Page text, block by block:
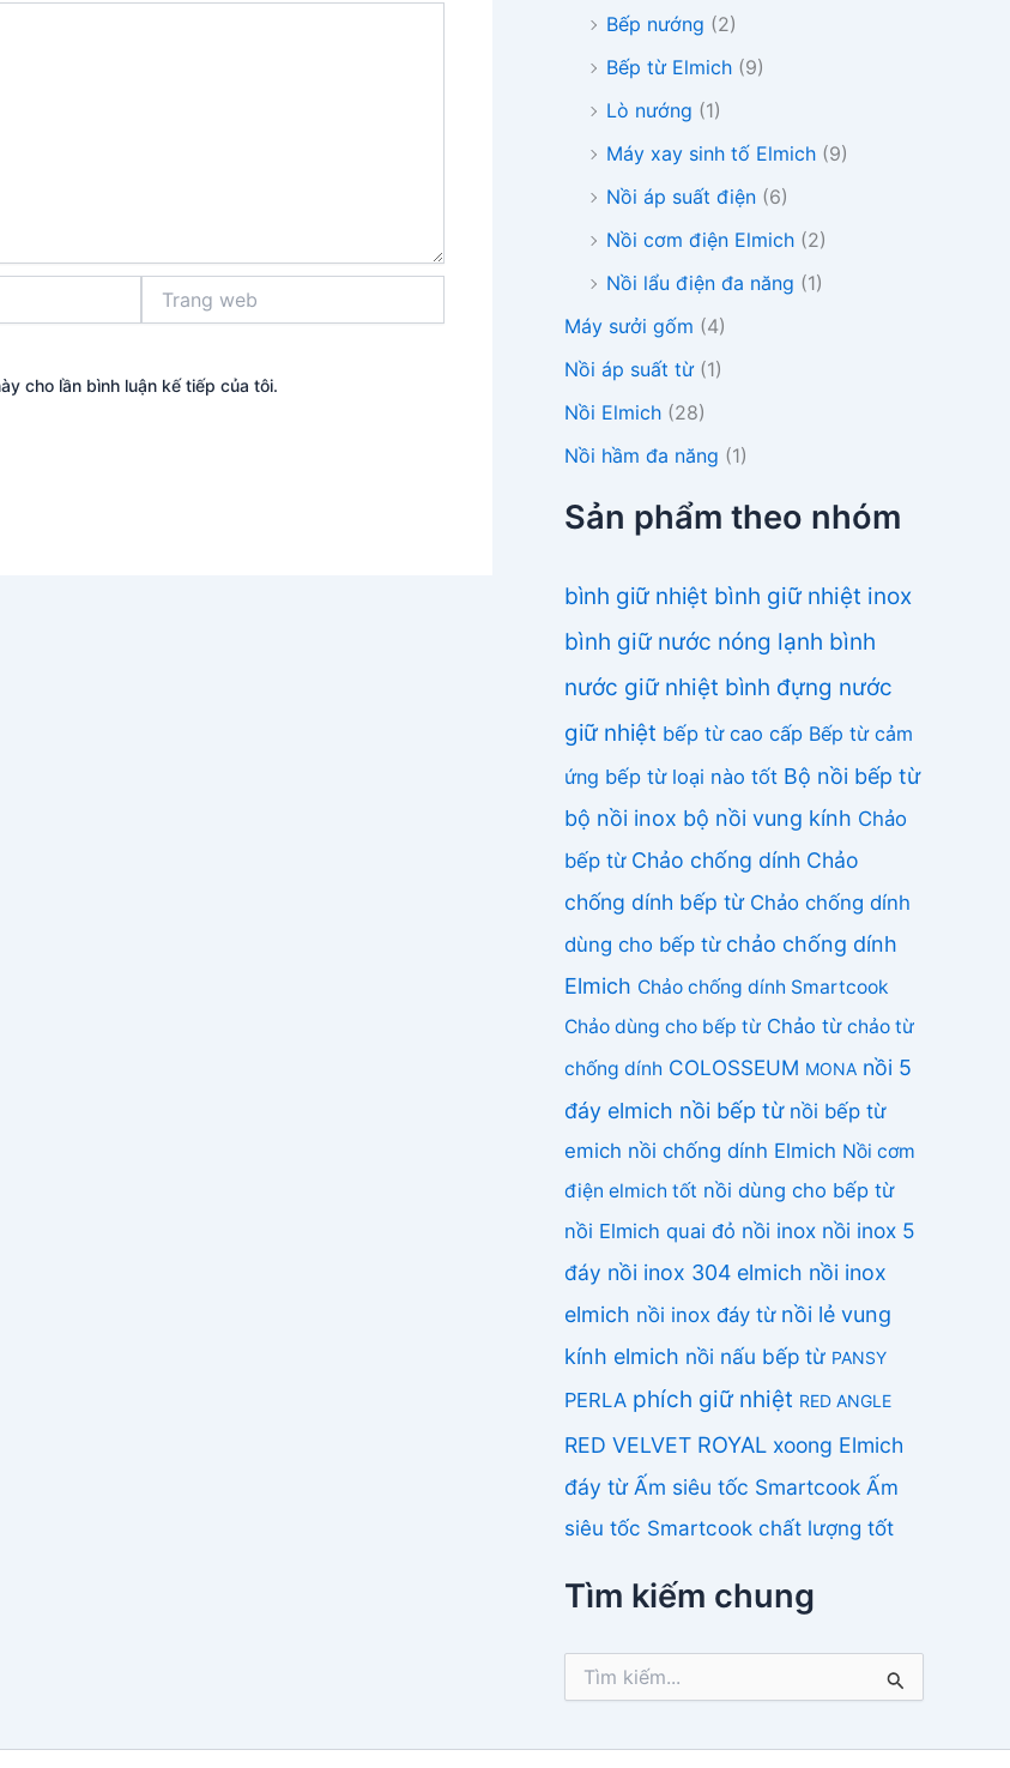
web
cho lần bình luận kế tiếp của tôi.
Bếp nướng (2)
Bếp từ Elmich (9)
Lò nướng (1)
Máy xay sinh tố Elmich (9)
Nồi áp suất điện (6)
Nồi cơm điện Elmich (2)
Nồi lẩu điện đa năng (1)
Máy sưởi gốm (4)
Nồi áp suất từ (1)
Nồi Elmich (28)
Nồi hầm đa năng (1)
Sản phẩm theo nhóm
bình giữ nhiệt bình giữ nhiệt inox
bình giữ nước nóng lạnh bình
nước giữ nhiệt bình đựng nước
giữ nhiệt bếp từ cao cấp Bếp từ cảm
ứng bếp từ loại nào tốt Bộ nồi bếp từ
bộ nồi inox bộ nồi vung kính Chảo
bếp từ Chảo chống dính Chảo
chống dính bếp từ Chảo chống dính
dùng cho bếp từ chảo chống dính
Elmich Chảo chống dính Smartcook
Chảo dùng cho bếp từ Chảo từ chảo từ
chống dính COLOSSEUM MONA nồi 5
đáy elmich nồi bếp từ nồi bếp từ
emich nồi chống dính Elmich Nồi cơm
điện elmich tốt nồi dùng cho bếp từ
nồi Elmich quai đỏ nồi inox nồi inox 5
đáy nồi inox 304 elmich nồi inox
elmich nồi inox đáy từ nồi lẻ vung
kính elmich nồi nấu bếp từ PANSY
PERLA phích giữ nhiệt RED ANGLE
RED VELVET ROYAL xoong Elmich
đáy từ Ấm siêu tốc Smartcook Ấm
siêu tốc Smartcook chất lượng tốt
Tìm kiếm chung